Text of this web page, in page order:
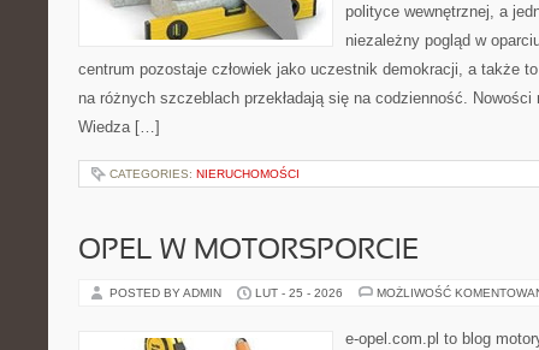
polityce wewnętrznej, a
niezależny pogląd w
centrum pozostaje człowiek jako uczestnik demokracji, a także
na różnych szczeblach przekładają się na codzienność.
Wiedza […]
CATEGORIES: NIERUCHOMOŚCI
OPEL W MOTORSPORCIE
POSTED BY ADMIN LUT - 25 - 2026 MOŻLIWOŚĆ
e-opel.com.pl to blog